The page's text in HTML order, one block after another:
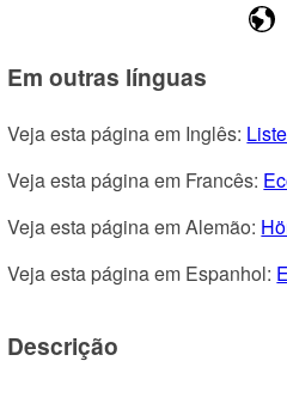
Em outras línguas
Veja esta página em Inglês:
Veja esta página em Francês:
Veja esta página em Alemão:
Veja esta página em Espanhol:
Descrição